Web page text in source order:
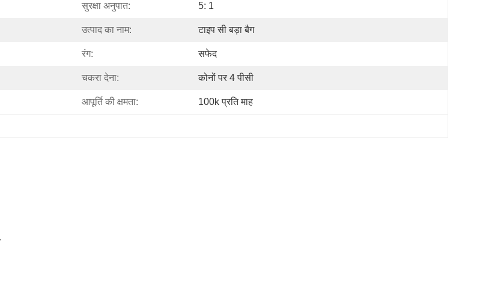
सुरक्षा अनुपात: 5: 1
उत्पाद का नाम: टाइप सी बड़ा बैग
रंग: सफेद
चकरा देना: कोनों पर 4 पीसी
आपूर्ति की क्षमता: 100k प्रति माह